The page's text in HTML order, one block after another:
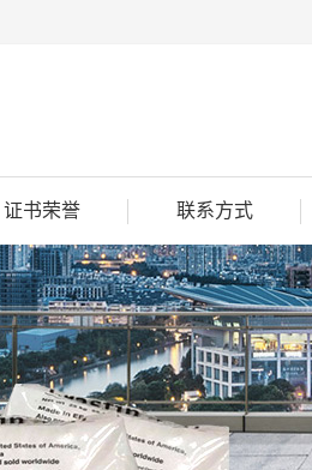
证书荣誉 联系方式